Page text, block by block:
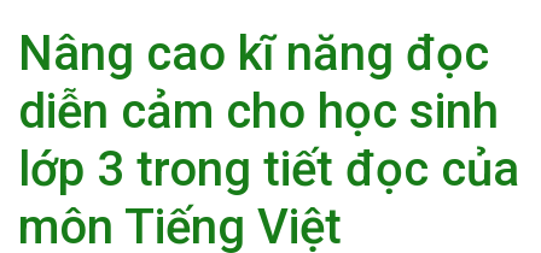
Nâng cao kĩ năng đọc
diễn cảm cho học sinh
lớp 3 trong tiết đọc của
môn Tiếng Việt